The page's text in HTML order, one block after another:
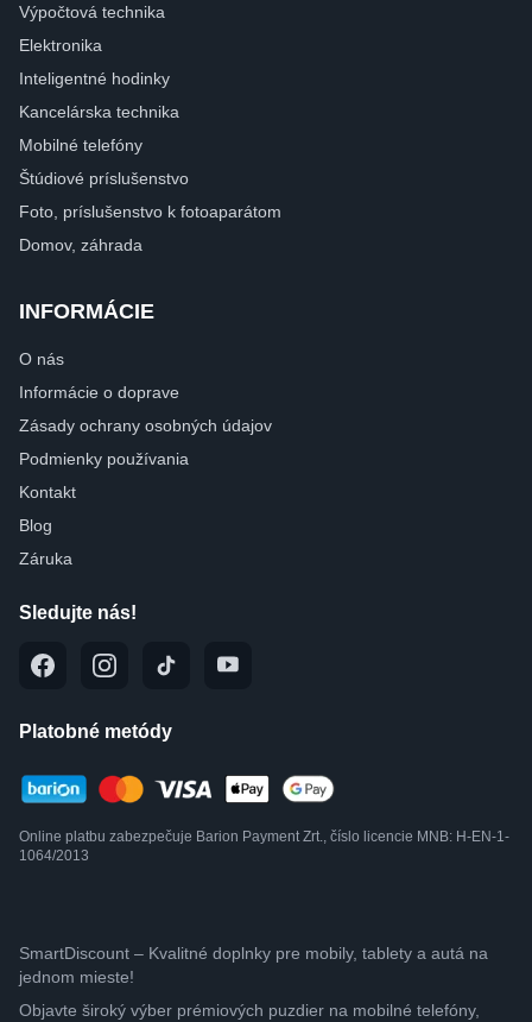
Výpočtová technika
Elektronika
Inteligentné hodinky
Kancelárska technika
Mobilné telefóny
Štúdiové príslušenstvo
Foto, príslušenstvo k fotoaparátom
Domov, záhrada
INFORMÁCIE
O nás
Informácie o doprave
Zásady ochrany osobných údajov
Podmienky používania
Kontakt
Blog
Záruka
Sledujte nás!
Platobné metódy
Online platbu zabezpečuje Barion Payment Zrt., číslo licencie MNB: H-EN-1-
1064/2013
SmartDiscount – Kvalitné doplnky pre mobily, tablety a autá na
jednom mieste!
Objavte široký výber prémiových puzdier na mobilné telefóny,